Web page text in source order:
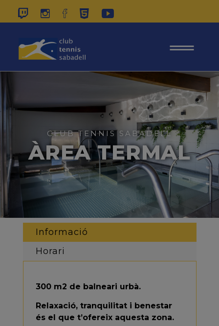
CLUB TENNIS SABADELL
ÀREA TERMAL
Informació
Horari
300 m2 de balneari urbà.
Relaxació, tranquilitat i benestar
és el que t’ofereix aquesta zona.